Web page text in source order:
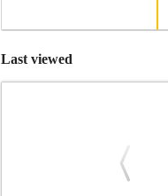
Last viewed